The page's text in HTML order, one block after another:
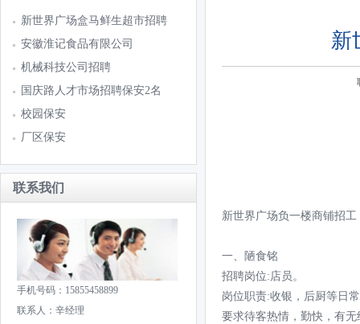
新世界广场盒马鲜生超市招聘
安徽淮记食品有限公司
机械科技公司招聘
国庆路人才市场招聘保安2名
校园保安
厂区保安
联系我们
手机号码：15855458899
联系人：辛经理
新
新世界广场负一楼商铺招工
一、陋食铭
招聘岗位:店员。
岗位职责:收银，后厨等日
要求待客热情，勤快，有无